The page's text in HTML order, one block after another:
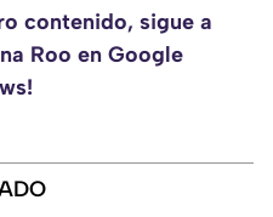
contenido, sigue a
Roo en Google